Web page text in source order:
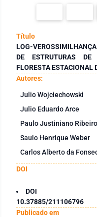
Título
LOG-
DE ESTRUTURAS DE
FLORESTA ESTACIONAL
Autores:
Julio Wojciechowski
Julio Eduardo Arce
Paulo Justiniano
Saulo Henrique Weber
Carlos Alberto da
DOI
DOI
10.37885/211106796
Publicado em